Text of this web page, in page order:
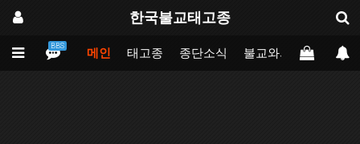
한국불교태고종
BBS
메인 태고종 종단소식 불교와의만남 업